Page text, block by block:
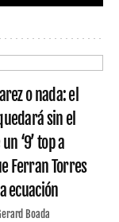
o nada: el
sin el
‘9’ top a
Ferran Torres
ecuación
Boada